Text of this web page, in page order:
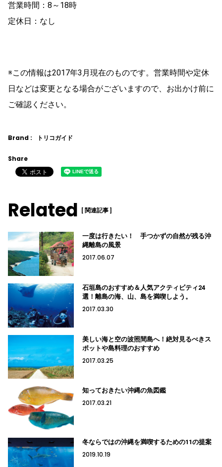
営業時間：8～18時
定休日：なし
※この情報は2017年3月現在のものです。営業時間や定休
日などは変更となる場合がございますので、お出かけ前に
ご確認ください。
Brand : トリコガイド
Share
Related [ 関連記事 ]
一度は行きたい！ 手つかずの自然が残る沖
縄離島の風景
2017.06.07
石垣島のおすすめ＆人気アクティビティ24
選！離島の海、山、島を満喫しよう。
2017.03.30
美しい海と空の波照間島へ！絶対見るべきス
ポットや島料理のおすすめ
2017.03.25
知っておきたい沖縄の魚図鑑
2017.03.21
冬ならではの沖縄を満喫するための11の提案
2019.10.19